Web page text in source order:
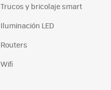
Trucos y bricolaje smart
Iluminación LED
Routers
Wifi